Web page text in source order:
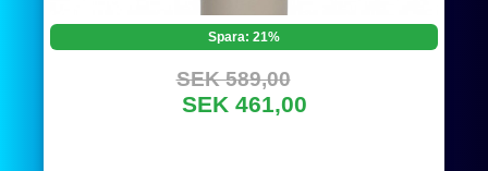
Spara: 21%
SEK 589,00
SEK 461,00